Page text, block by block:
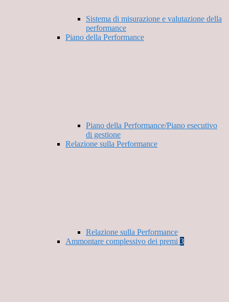
Sistema di misurazione e valutazione della
performance
Piano della Performance
Piano della Performance/Piano esecutivo
di gestione
Relazione sulla Performance
Relazione sulla Performance
Ammontare complessivo dei premi 3